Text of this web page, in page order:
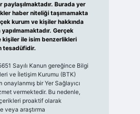
paylaşılmaktadır. Burada yer
haber niteliği taşımamakta
kurum ve kişiler hakkında
yapılmamaktadır. Gerçek
kişiler ile isim benzerlikleri
tesadüfidir.
Sayılı Kanun gereğince Bilgi
ve İletişim Kurumu (BTK)
onaylanmış bir Yer Sağlayıcı
vermektedir. Bu nedenle,
proaktif olarak
veya araştırma